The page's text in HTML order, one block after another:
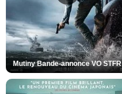
Mutiny Bande-annonce VO STFR